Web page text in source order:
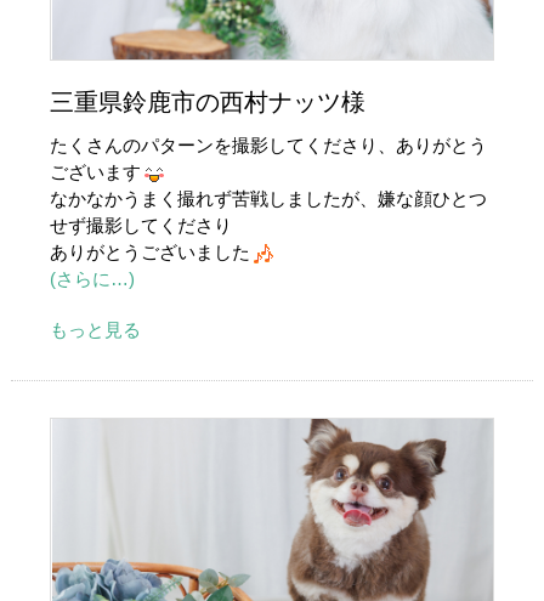
三重県鈴鹿市の西村ナッツ様
たくさんのパターンを撮影してくださり、ありがとう
ございます
なかなかうまく撮れず苦戦しましたが、嫌な顔ひとつ
せず撮影してくださり
ありがとうございました
(さらに…)
もっと見る